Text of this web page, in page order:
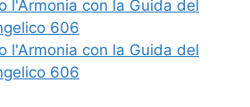
l'Armonia con la Guida del
606
l'Armonia con la Guida del
606